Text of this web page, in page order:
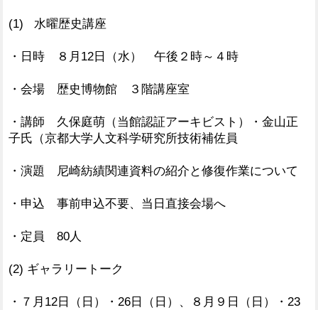
(1) 水曜歴史講座
・日時 ８月12日（水） 午後２時～４時
・会場 歴史博物館 ３階講座室
・講師 久保庭萌（当館認証アーキビスト）・金山正
子氏（京都大学人文科学研究所技術補佐員
・演題 尼崎紡績関連資料の紹介と修復作業について
・申込 事前申込不要、当日直接会場へ
・定員 80人
(2) ギャラリートーク
・７月12日（日）・26日（日）、８月９日（日）・23